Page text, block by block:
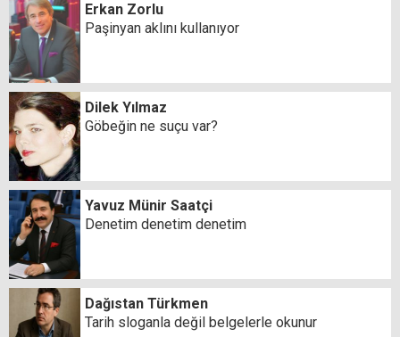
Erkan Zorlu
Paşinyan aklını kullanıyor
Dilek Yılmaz
Göbeğin ne suçu var?
Yavuz Münir Saatçi
Denetim denetim denetim
Dağıstan Türkmen
Tarih sloganla değil belgelerle okunur